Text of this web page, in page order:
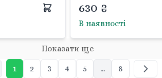
коробці 22*21*14см 01033
Китай
630 ₴
В наявності
Показати ще
1 2 3 4 5 ... 8